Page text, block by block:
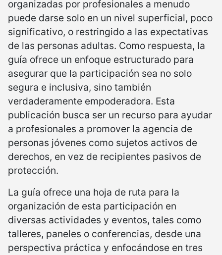
organizadas por profesionales a menudo
puede darse solo en un nivel superficial, poco
significativo, o restringido a las expectativas
de las personas adultas. Como respuesta, la
guía ofrece un enfoque estructurado para
asegurar que la participación sea no solo
segura e inclusiva, sino también
verdaderamente empoderadora. Esta
publicación busca ser un recurso para ayudar
a profesionales a promover la agencia de
personas jóvenes como sujetos activos de
derechos, en vez de recipientes pasivos de
protección.
La guía ofrece una hoja de ruta para la
organización de esta participación en
diversas actividades y eventos, tales como
talleres, paneles o conferencias, desde una
perspectiva práctica y enfocándose en tres